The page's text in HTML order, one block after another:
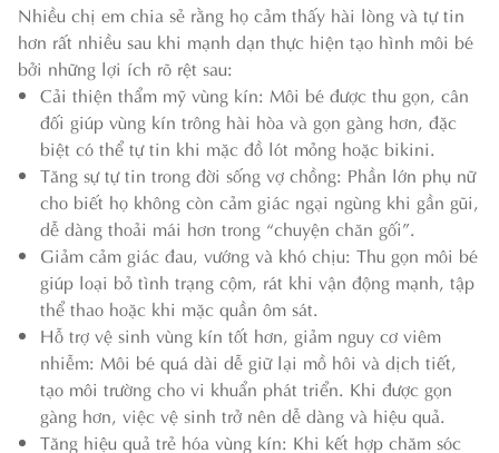
Nhiều chị em chia sẻ rằng họ cảm thấy hài lòng và tự tin
hơn rất nhiều sau khi mạnh dạn thực hiện tạo hình môi bé
bởi những lợi ích rõ rệt sau:
Cải thiện thẩm mỹ vùng kín: Môi bé được thu gọn, cân
đối giúp vùng kín trông hài hòa và gọn gàng hơn, đặc
biệt có thể tự tin khi mặc đồ lót mỏng hoặc bikini.
Tăng sự tự tin trong đời sống vợ chồng: Phần lớn phụ nữ
cho biết họ không còn cảm giác ngại ngùng khi gần gũi,
dễ dàng thoải mái hơn trong “chuyện chăn gối”.
Giảm cảm giác đau, vướng và khó chịu: Thu gọn môi bé
giúp loại bỏ tình trạng cộm, rát khi vận động mạnh, tập
thể thao hoặc khi mặc quần ôm sát.
Hỗ trợ vệ sinh vùng kín tốt hơn, giảm nguy cơ viêm
nhiễm: Môi bé quá dài dễ giữ lại mồ hôi và dịch tiết,
tạo môi trường cho vi khuẩn phát triển. Khi được gọn
gàng hơn, việc vệ sinh trở nên dễ dàng và hiệu quả.
Tăng hiệu quả trẻ hóa vùng kín: Khi kết hợp chăm sóc